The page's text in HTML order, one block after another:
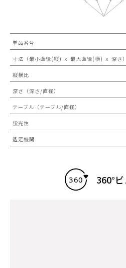
単品番号
寸法（最小直径(縦) ｘ 最大直径(横) ｘ 深さ）
縦横比
深さ（深さ/直径）
テーブル（テーブル/直径）
蛍光性
鑑定機関
360°